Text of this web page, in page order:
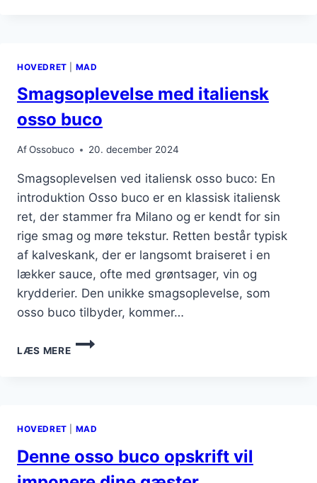
MIDDAG
HOVEDRET MAD
Smagsoplevelse med italiensk
osso buco
AfOssobuco 20. december 2024
Smagsoplevelsen ved italiensk osso buco: En
introduktion Osso buco er en klassisk italiensk
ret, der stammer fra Milano og er kendt for sin
rige smag og møre tekstur. Retten består typisk
af kalveskank, der er langsomt braiseret i en
lækker sauce, ofte med grøntsager, vin og
krydderier. Den unikke smagsoplevelse, som
osso buco tilbyder, kommer…
LÆS MERE
SMAGSOPLEVELSE
MED
HOVEDRET MAD
Denne osso buco opskrift vil